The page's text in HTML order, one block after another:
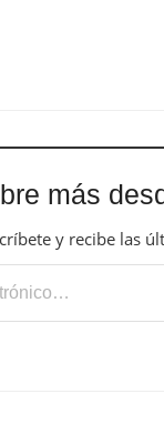
más
y recibe las